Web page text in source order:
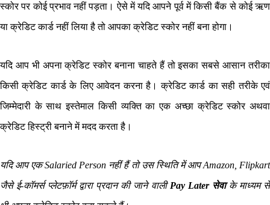
स्कोर पर कोई प्रभाव नहीं पड़ता। ऐसे में यदि आपने पूर्व में किसी बैंक से कोई ऋण
या क्रेडिट कार्ड नहीं लिया है तो आपका क्रेडिट स्कोर नहीं बना होगा।
यदि आप भी अपना क्रेडिट स्कोर बनाना चाहते हैं तो इसका सबसे आसान तरीका
किसी क्रेडिट कार्ड के लिए आवेदन करना है। क्रेडिट कार्ड का सही तरीके एवं
जिम्मेदारी के साथ इस्तेमाल किसी व्यक्ति का एक अच्छा क्रेडिट स्कोर अथवा
क्रेडिट हिस्ट्री बनाने में मदद करता है।
यदि आप एक Salaried Person नहीं हैं तो उस स्थिति में आप Amazon, Flipkart
जैसे ई-कॉमर्स प्लेटफ़ॉर्म द्वारा प्रदान की जाने वालीPay Later सेवाके माध्यम से